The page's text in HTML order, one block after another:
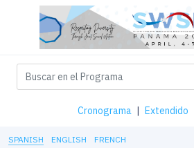
Cronograma | Extendido
SPANISH ENGLISH FRENCH